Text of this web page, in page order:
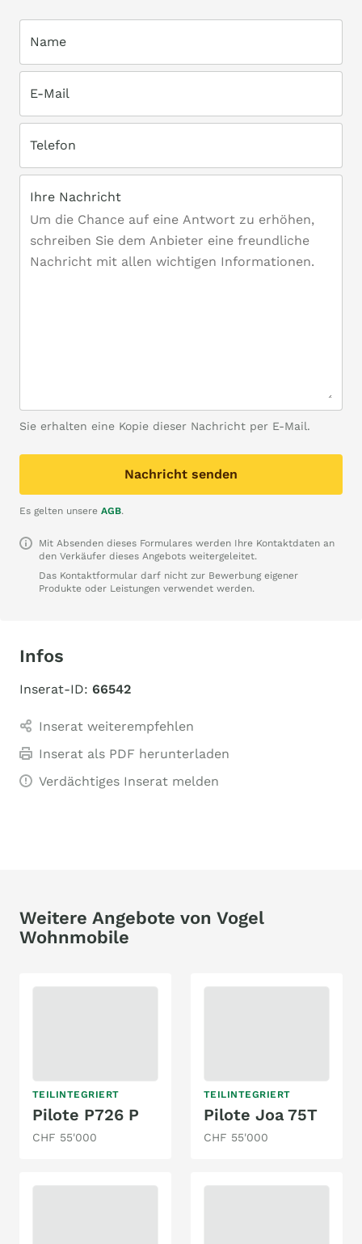
Name
E-Mail
Telefon
Ihre Nachricht
Sie erhalten eine Kopie dieser Nachricht per E-Mail.
Nachricht senden
Es gelten unsere AGB.
Mit Absenden dieses Formulares werden Ihre Kontaktdaten an
den Verkäufer dieses Angebots weitergeleitet.
Das Kontaktformular darf nicht zur Bewerbung eigener
Produkte oder Leistungen verwendet werden.
Infos
Inserat-ID: 66542
Inserat weiterempfehlen
Inserat als PDF herunterladen
Verdächtiges Inserat melden
Weitere Angebote von Vogel
Wohnmobile
TEILINTEGRIERT
Pilote P726 P
CHF 55'000
TEILINTEGRIERT
Pilote Joa 75T
CHF 55'000